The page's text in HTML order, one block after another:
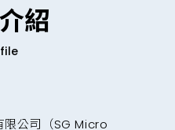
紹
限公司（SG Micro